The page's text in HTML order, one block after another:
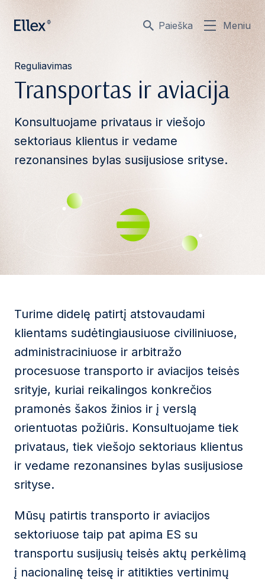
Paieška Meniu
Reguliavimas
Transportas ir aviacija
Konsultuojame privataus ir viešojo
sektoriaus klientus ir vedame
rezonansines bylas susijusiose srityse.
Turime didelę patirtį atstovaudami
klientams sudėtingiausiuose civiliniuose,
administraciniuose ir arbitražo
procesuose transporto ir aviacijos teisės
srityje, kuriai reikalingos konkrečios
pramonės šakos žinios ir į verslą
orientuotas požiūris. Konsultuojame tiek
privataus, tiek viešojo sektoriaus klientus
ir vedame rezonansines bylas susijusiose
srityse.
Mūsų patirtis transporto ir aviacijos
sektoriuose taip pat apima ES su
transportu susijusių teisės aktų perkėlimą
į nacionalinę teisę ir atitikties vertinimų